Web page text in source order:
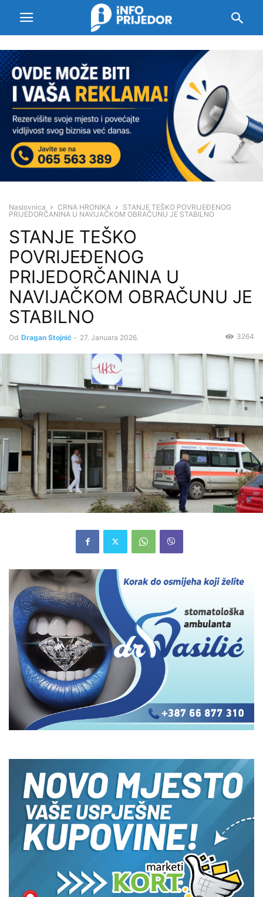
Naslovnica CRNA HRONIKA
STANJE TEŠKO POVRIJEĐENOG
PRIJEDORČANINА U NAVIJAČKOM OBRAČUNU JE STABILNO
STANJE TEŠKO
POVRIJEĐENOG
PRIJEDORČANINА U
NAVIJAČKOM OBRAČUNU JE
STABILNO
Od Dragan Stojnić - 27. Januara 2026. 3264